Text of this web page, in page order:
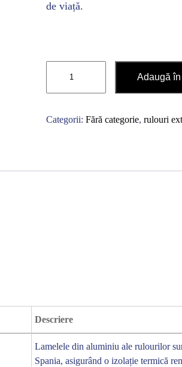
de viață.
Rulouri
exterioare
X
Adaugă
Categorii: Fără categorie, rulouri
Descriere
Lamelele din aluminiu ale rulourilor
Spania, asigurând o izolație termică
ne rapid
💬 WhatsApp ✍️ Formular
Închide